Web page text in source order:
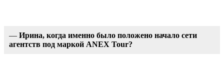
— Ирина, когда именно было положено начало сети
агентств под маркой ANEX Tour?